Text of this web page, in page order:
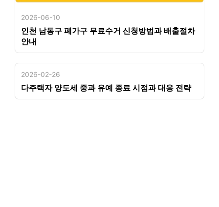
2026-06-10
인천 남동구 폐가구 무료수거 신청방법과 배출절차
안내
2026-02-26
다주택자 양도세 중과 유예 종료 시점과 대응 전략